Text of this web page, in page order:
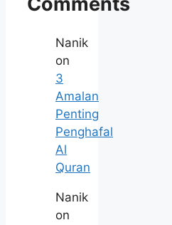
Nanik
on
3
Amalan
Penting
Penghafal
Al
Quran
Nanik
on